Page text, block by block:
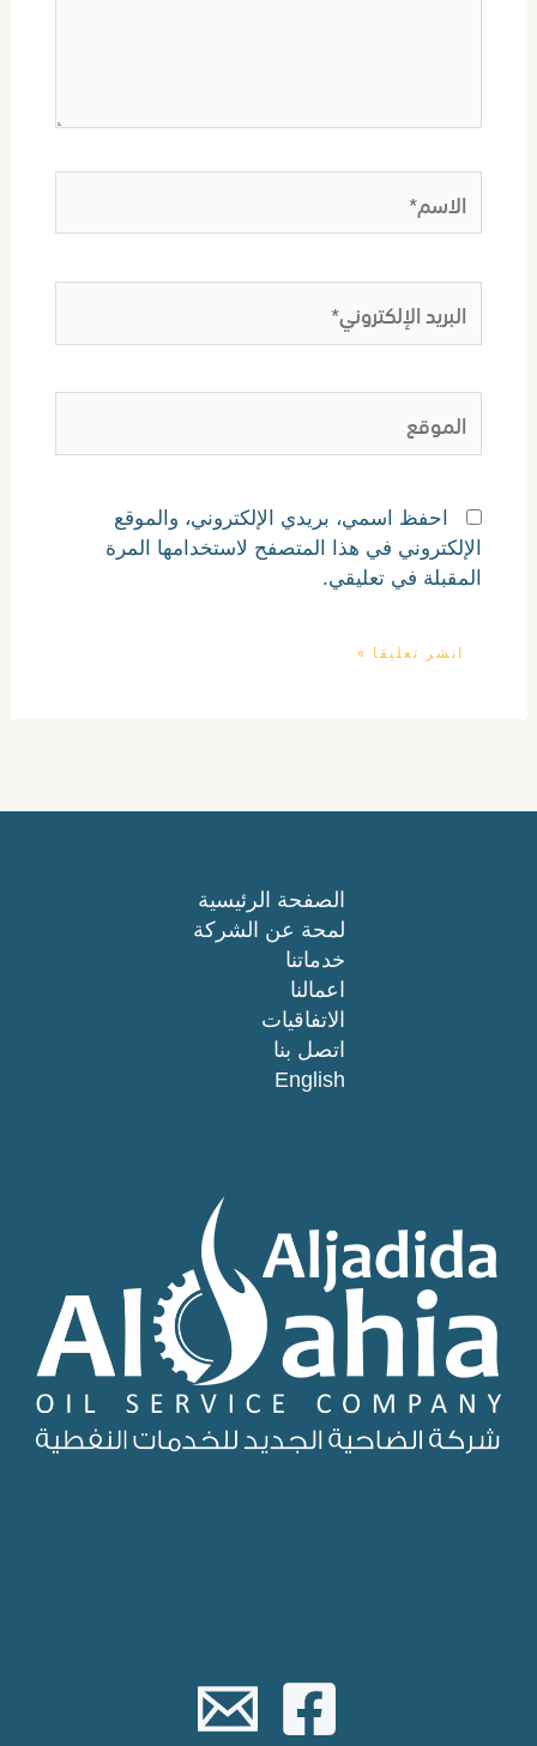
الإلكتروني*
احفظ اسمي، بريدي الإلكتروني، والموقع
الإلكتروني في هذا المتصفح لاستخدامها المرة
المقبلة في تعليقي.
الصفحة الرئيسية
لمحة عن الشركة
خدماتنا
اعمالنا
الاتفاقيات
اتصل بنا
English